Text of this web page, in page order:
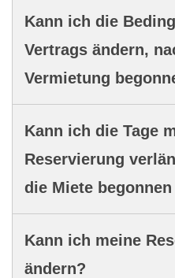
Kann ich die
Vertrags ändern,
Vermietung
Kann ich die Tage
Reservierung
die Miete
Kann ich meine
ändern?